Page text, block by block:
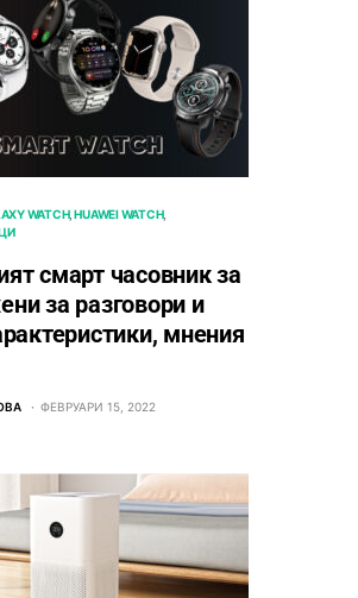
WATCH HUAWEI WATCH
смарт часовник за
за разговори и
мнения
ФЕВРУАРИ 15, 2022